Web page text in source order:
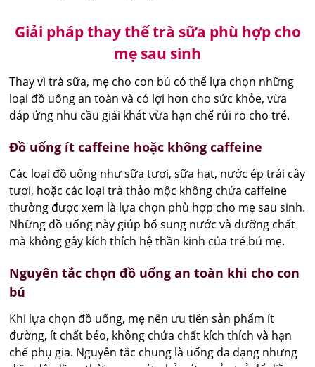
Giải pháp thay thế trà sữa phù hợp cho
mẹ sau sinh
Thay vì trà sữa, mẹ cho con bú có thể lựa chọn những
loại đồ uống an toàn và có lợi hơn cho sức khỏe, vừa
đáp ứng nhu cầu giải khát vừa hạn chế rủi ro cho trẻ.
Đồ uống ít caffeine hoặc không caffeine
Các loại đồ uống như sữa tươi, sữa hạt, nước ép trái cây
tươi, hoặc các loại trà thảo mộc không chứa caffeine
thường được xem là lựa chọn phù hợp cho mẹ sau sinh.
Những đồ uống này giúp bổ sung nước và dưỡng chất
mà không gây kích thích hệ thần kinh của trẻ bú mẹ.
Nguyên tắc chọn đồ uống an toàn khi cho con
bú
Khi lựa chọn đồ uống, mẹ nên ưu tiên sản phẩm ít
đường, ít chất béo, không chứa chất kích thích và hạn
chế phụ gia. Nguyên tắc chung là uống đa dạng nhưng